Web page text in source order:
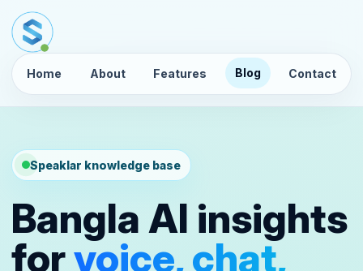
Home About Features Blog Contact
Speaklar knowledge base
Bangla AI insights
forvoice, chat,